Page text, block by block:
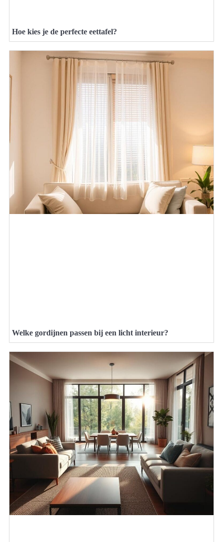
Hoe kies je de perfecte eettafel?
Welke gordijnen passen bij een licht interieur?